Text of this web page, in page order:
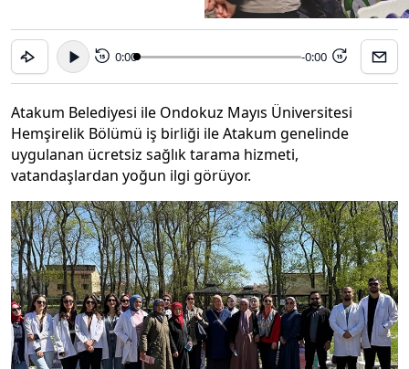
15 0:00 -0:00 15
Atakum Belediyesi ile Ondokuz Mayıs Üniversitesi
Hemşirelik Bölümü iş birliği ile Atakum genelinde
uygulanan ücretsiz sağlık tarama hizmeti,
vatandaşlardan yoğun ilgi görüyor.